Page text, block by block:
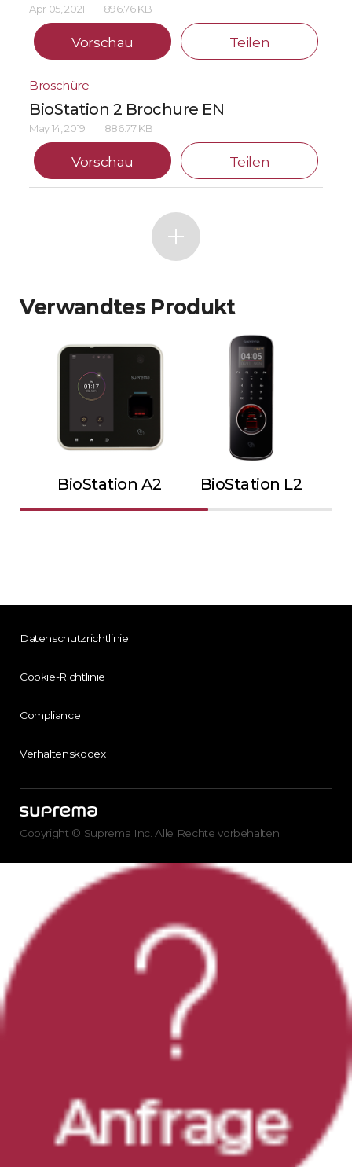
Apr 05, 2021 896.76 KB
Vorschau Teilen
Broschüre
BioStation 2 Brochure EN
May 14, 2019 886.77 KB
Vorschau Teilen
Verwandtes Produkt
BioStation A2 BioStation L2
Datenschutzrichtlinie
Cookie-Richtlinie
Compliance
Verhaltenskodex
Copyright © Suprema Inc. Alle Rechte vorbehalten.